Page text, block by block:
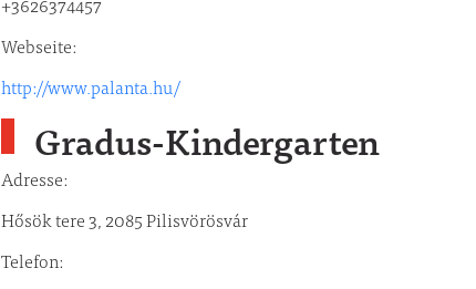
+3626374457
Webseite:
http://www.palanta.hu/
Gradus-Kindergarten
Adresse:
Hősök tere 3, 2085 Pilisvörösvár
Telefon: